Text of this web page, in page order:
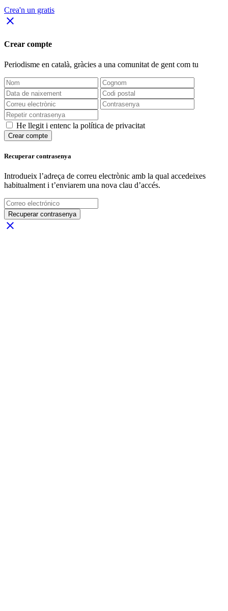
Crea'n un gratis
close
Crear compte
Periodisme en català, gràcies a una comunitat de gent com tu
He llegit i entenc la política de privacitat
Crear compte
Recuperar contrasenya
Introdueix l’adreça de correu electrònic amb la qual accedeixes
habitualment i t’enviarem una nova clau d’accés.
Recuperar contrasenya
close